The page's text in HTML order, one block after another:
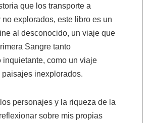
que los transporte a
explorados, este libro es un
al desconocido, un viaje que
Sangre tanto
inquietante, como un viaje
inexplorados.
personajes y la riqueza de la
sobre mis propias